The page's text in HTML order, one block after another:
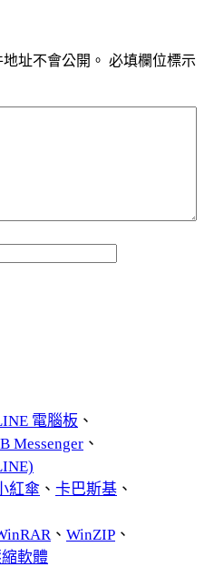
址不會公開。 必填欄位標示
電腦板 、
Messenger 、
紅傘 、 卡巴斯基 、
、 WinZIP 、
軟體